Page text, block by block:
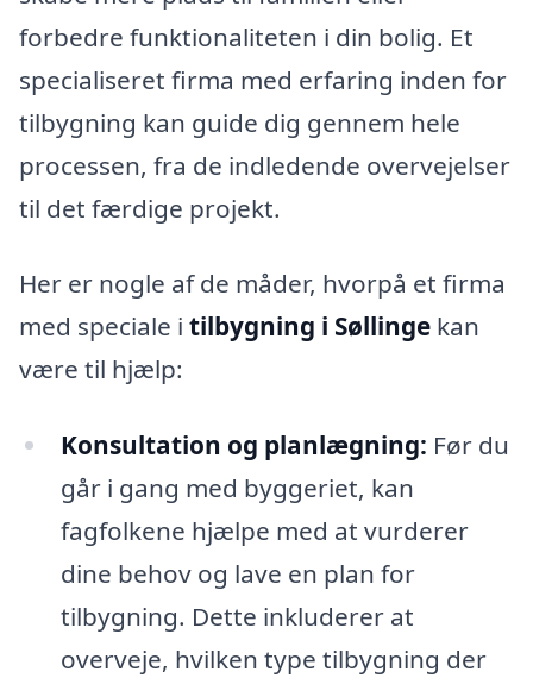
forbedre funktionaliteten i din bolig. Et
specialiseret firma med erfaring inden for
tilbygning kan guide dig gennem hele
processen, fra de indledende overvejelser
til det færdige projekt.
Her er nogle af de måder, hvorpå et firma
med speciale i tilbygning i Søllinge kan
være til hjælp:
Konsultation og planlægning: Før du
går i gang med byggeriet, kan
fagfolkene hjælpe med at vurderer
dine behov og lave en plan for
tilbygning. Dette inkluderer at
overveje, hvilken type tilbygning der